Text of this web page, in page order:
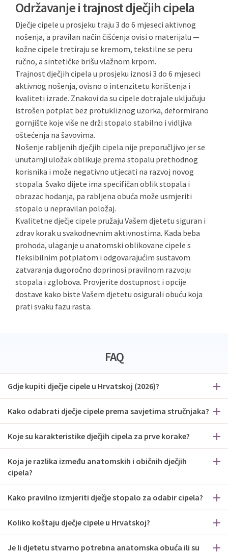
Održavanje i trajnost dječjih cipela
Dječje cipele u prosjeku traju 3 do 6 mjeseci aktivnog
nošenja, a pravilan način čišćenja ovisi o materijalu —
kožne cipele tretiraju se kremom, tekstilne se peru
ručno, a sintetičke brišu vlažnom krpom.
Trajnost dječjih cipela u prosjeku iznosi 3 do 6 mjeseci
aktivnog nošenja, ovisno o intenzitetu korištenja i
kvaliteti izrade. Znakovi da su cipele dotrajale uključuju
istrošen potplat bez protukliznog uzorka, deformirano
gornjište koje više ne drži stopalo stabilno i vidljiva
oštećenja na šavovima.
Nošenje rabljenih dječjih cipela nije preporučljivo jer se
unutarnji uložak oblikuje prema stopalu prethodnog
korisnika i može negativno utjecati na razvoj novog
stopala. Svako dijete ima specifičan oblik stopala i
obrazac hodanja, pa rabljena obuća može usmjeriti
stopalo u nepravilan položaj.
Kvalitetne dječje cipele pružaju Vašem djetetu siguran i
zdrav korak u svakodnevnim aktivnostima. Kada beba
prohoda, ulaganje u anatomski oblikovane cipele s
fleksibilnim potplatom i odgovarajućim sustavom
zatvaranja dugoročno doprinosi pravilnom razvoju
stopala i zglobova. Provjerite dostupnost i opcije
dostave kako biste Vašem djetetu osigurali obuću koja
prati svaku fazu rasta.
FAQ
Gdje kupiti dječje cipele u Hrvatskoj (2026)?
Kako odabrati dječje cipele prema savjetima stručnjaka?
Koje su karakteristike dječjih cipela za prve korake?
Koja je razlika između anatomskih i običnih dječjih
cipela?
Kako pravilno izmjeriti dječje stopalo za odabir cipela?
Koliko koštaju dječje cipele u Hrvatskoj?
Je li djetetu stvarno potrebna anatomska obuća ili su